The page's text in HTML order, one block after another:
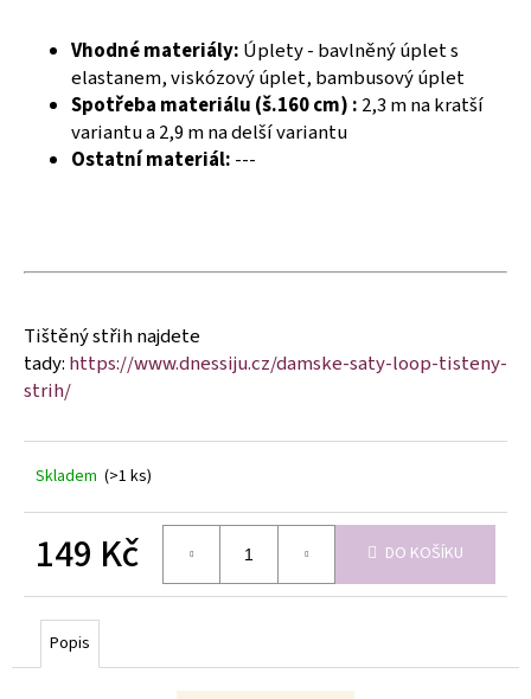
Vhodné materiály: Úplety - bavlněný úplet s
elastanem, viskózový úplet, bambusový úplet
Spotřeba materiálu (š.160 cm) : 2,3 m na kratší
variantu a 2,9 m na delší variantu
Ostatní materiál: ---
Tištěný střih najdete
tady: https://www.dnessiju.cz/damske-saty-loop-tisteny-
strih/
Skladem (>1 ks)
149 Kč
cena:
DO KOŠÍKU
Popis